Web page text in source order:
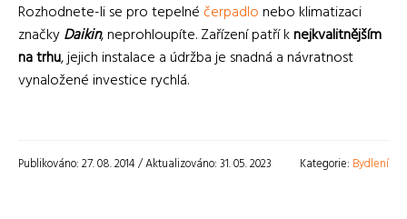
Rozhodnete-li se pro tepelnéčerpadlonebo klimatizaci
značkyDaikin, neprohloupíte. Zařízení patří knejkvalitnějším
na trhu, jejich instalace a údržba je snadná a návratnost
vynaložené investice rychlá.
Publikováno: 27. 08. 2014 / Aktualizováno: 31. 05. 2023 Kategorie: Bydlení